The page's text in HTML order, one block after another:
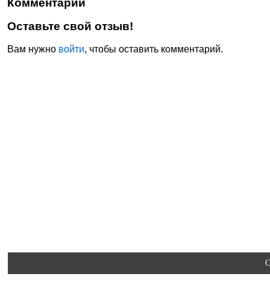
Комментарии
Оставьте свой отзыв!
Вам нужно войти, чтобы оставить комментарий.